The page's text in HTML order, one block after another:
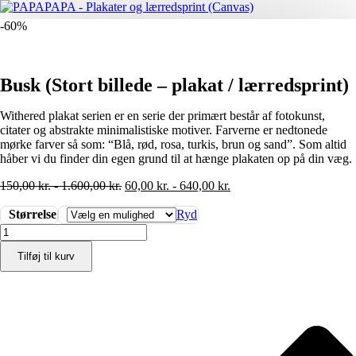
-60%
Busk (Stort billede – plakat / lærredsprint)
Withered plakat serien er en serie der primært består af fotokunst,
citater og abstrakte minimalistiske motiver. Farverne er nedtonede
mørke farver så som: “Blå, rød, rosa, turkis, brun og sand”. Som altid
håber vi du finder din egen grund til at hænge plakaten op på din væg.
150,00kr.-1.600,00kr. 60,00 kr. - 640,00 kr.
Størrelse
Ryd
Busk
(Stort
billede
-
Tilføj til kurv